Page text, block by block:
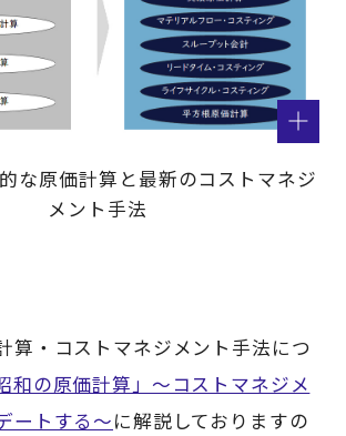
的な原価計算と最新のコストマネジ
メント手法
算・コストマネジメント手法につ
和の原価計算」～コストマネジメ
ートする～に解説しておりますの